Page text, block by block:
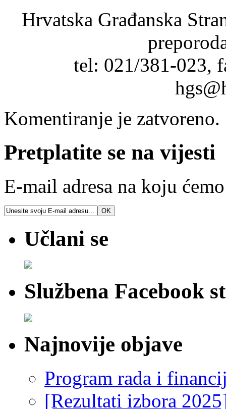
Hrvatska Građanska
tel: 021/381-023,
Komentiranje je zatvoreno.
Pretplatite se na vijesti
E-mail adresa na koju
Učlani se
Službena Facebook
Najnovije objave
Program rada i
[Rezultati izbora